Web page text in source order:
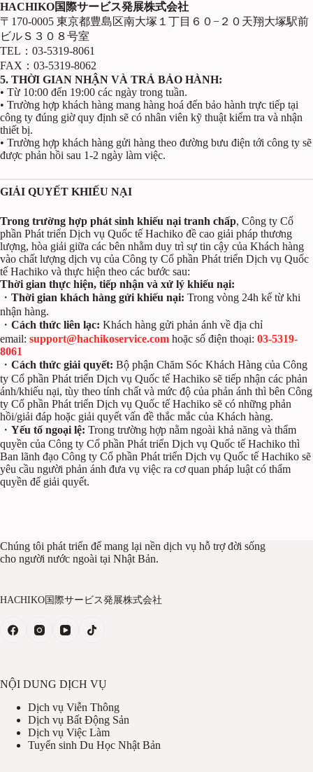
HACHIKO国際サービス発展株式会社
〒170-0005 東京都豊島区南大塚１丁目６０−２０天翔大塚駅前
ビルＳ３０８号室
TEL：03-5319-8061
FAX：03-5319-8062
5. THỜI GIAN NHẬN VÀ TRẢ BẢO HÀNH:
• Từ 10:00 đến 19:00 các ngày trong tuần.
• Trường hợp khách hàng mang hàng hoá đến bảo hành trực tiếp tại
công ty đúng giờ quy định sẽ có nhân viên kỹ thuật kiểm tra và nhận
thiết bị.
• Trường hợp khách hàng gửi hàng theo đường bưu điện tới công ty sẽ
được phản hồi sau 1-2 ngày làm việc.
GIẢI QUYẾT KHIẾU NẠI
Trong trường hợp phát sinh khiếu nại tranh chấp, Công ty Cổ
phần Phát triển Dịch vụ Quốc tế Hachiko đề cao giải pháp thương
lượng, hòa giải giữa các bên nhằm duy trì sự tin cậy của Khách hàng
vào chất lượng dịch vụ của Công ty Cổ phần Phát triển Dịch vụ Quốc
tế Hachiko và thực hiện theo các bước sau:
Thời gian thực hiện, tiếp nhận và xử lý khiếu nại:
・ Thời gian khách hàng gửi khiếu nại: Trong vòng 24h kể từ khi
nhận hàng.
・ Cách thức liên lạc: Khách hàng gửi phản ánh về địa chỉ
email: support@hachikoservice.com hoặc số điện thoại: 03-5319-
8061
・ Cách thức giải quyết: Bộ phận Chăm Sóc Khách Hàng của Công
ty Cổ phần Phát triển Dịch vụ Quốc tế Hachiko sẽ tiếp nhận các phản
ánh/khiếu nại, tùy theo tính chất và mức độ của phản ánh thì bên Công
ty Cổ phần Phát triển Dịch vụ Quốc tế Hachiko sẽ có những phản
hồi/giải đáp hoặc giải quyết vấn đề thắc mắc của Khách hàng.
・ Yếu tố ngoại lệ: Trong trường hợp nằm ngoài khả năng và thẩm
quyền của Công ty Cổ phần Phát triển Dịch vụ Quốc tế Hachiko thì
Ban lãnh đạo Công ty Cổ phần Phát triển Dịch vụ Quốc tế Hachiko sẽ
yêu cầu người phản ánh đưa vụ việc ra cơ quan pháp luật có thẩm
quyền để giải quyết.
Chúng tôi phát triển để mang lại nền dịch vụ hỗ trợ đời sống
cho người nước ngoài tại Nhật Bản.
HACHIKO国際サービス発展株式会社
NỘI DUNG DỊCH VỤ
Dịch vụ Viễn Thông
Dịch vụ Bất Động Sản
Dịch vụ Việc Làm
Tuyển sinh Du Học Nhật Bản